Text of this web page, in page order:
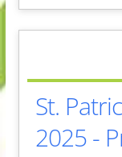
St.
2025 -